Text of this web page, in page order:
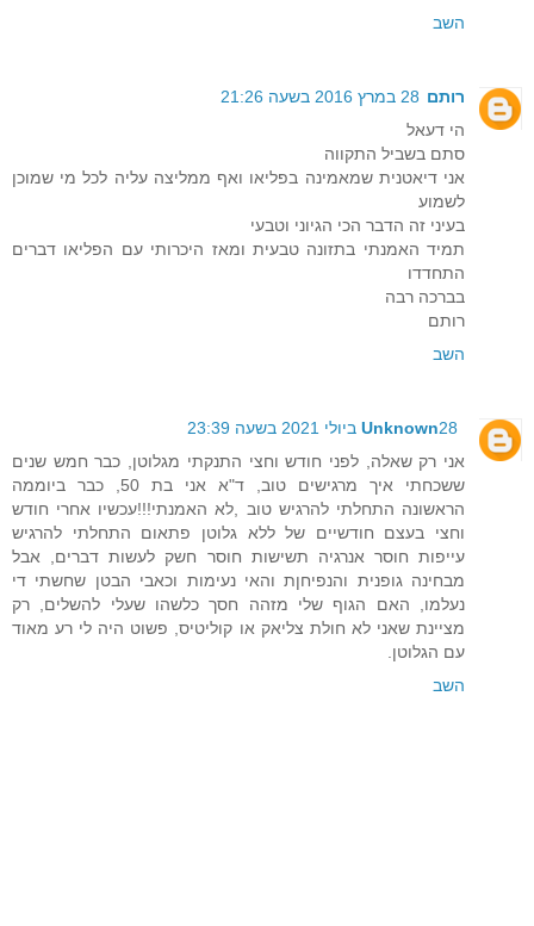
השב
רותם 28 במרץ 2016 בשעה 21:26
הי דעאל
סתם בשביל התקווה
אני דיאטנית שמאמינה בפליאו ואף ממליצה עליה לכל מי שמוכן
לשמוע
בעיני זה הדבר הכי הגיוני וטבעי
תמיד האמנתי בתזונה טבעית ומאז היכרותי עם הפליאו דברים
התחדדו
בברכה רבה
רותם
השב
Unknown28 ביולי 2021 בשעה 23:39
אני רק שאלה, לפני חודש וחצי התנקתי מגלוטן, כבר חמש שנים
ששכחתי איך מרגישים טוב, ד"א אני בת 50, כבר ביוממה
הראשונה התחלתי להרגיש טוב ,לא האמנתי!!!עכשיו אחרי חודש
וחצי בעצם חודשיים של ללא גלוטן פתאום התחלתי להרגיש
עייפות חוסר אנרגיה תשישות חוסר חשק לעשות דברים, אבל
מבחינה גופנית והנפיחןת והאי נעימות וכאבי הבטן שחשתי די
נעלמו, האם הגוף שלי מזהה חסך כלשהו שעלי להשלים, רק
מציינת שאני לא חולת צליאק או קוליטיס, פשוט היה לי רע מאוד
עם הגלוטן.
השב